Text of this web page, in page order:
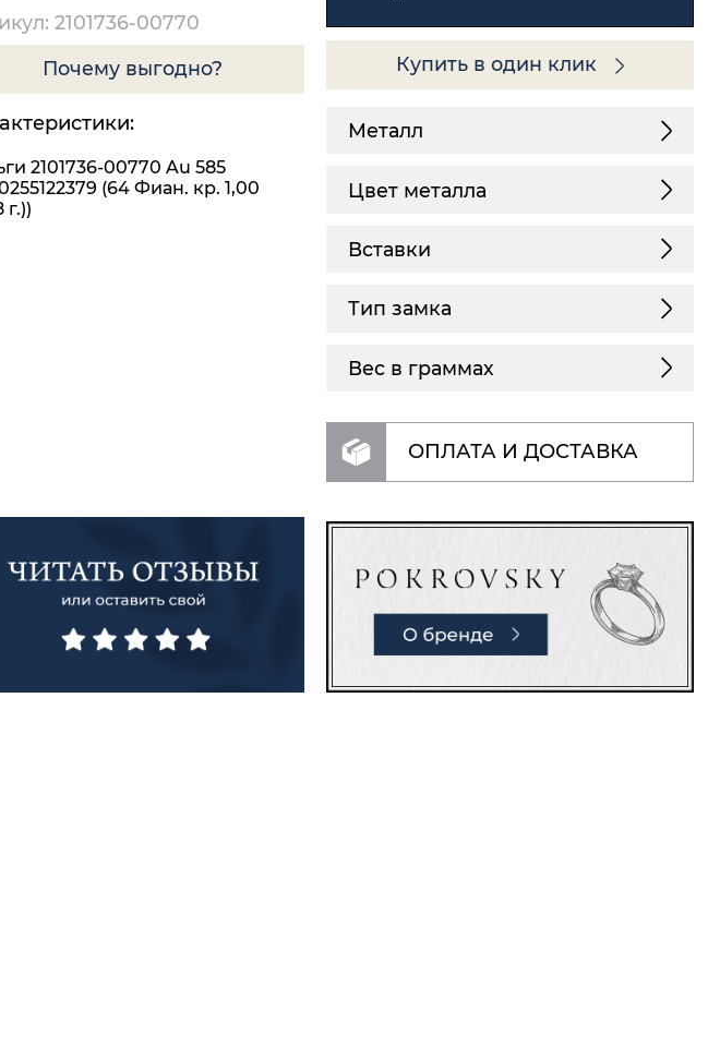
2101736-00770
Почему выгодно?
2101736-00770 Au 585
(64 Фиан. кр. 1,00
г.))
Купить в один клик
Металл
Цвет металла
Вставки
Тип замка
Вес в граммах
ОПЛАТА И ДОСТАВКА